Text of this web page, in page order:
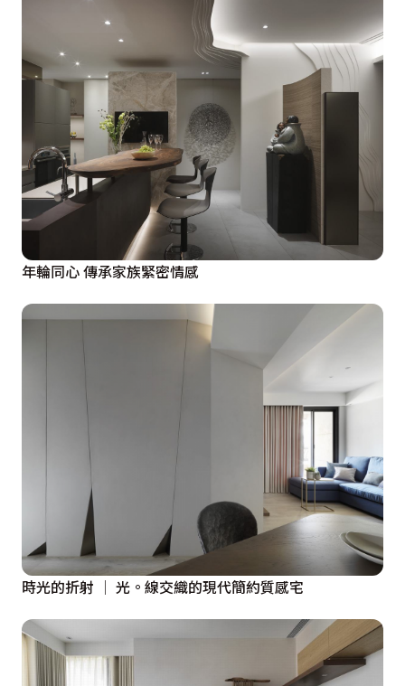
年輪同心 傳承家族緊密情感
時光的折射 │ 光。線交織的現代簡約質感宅